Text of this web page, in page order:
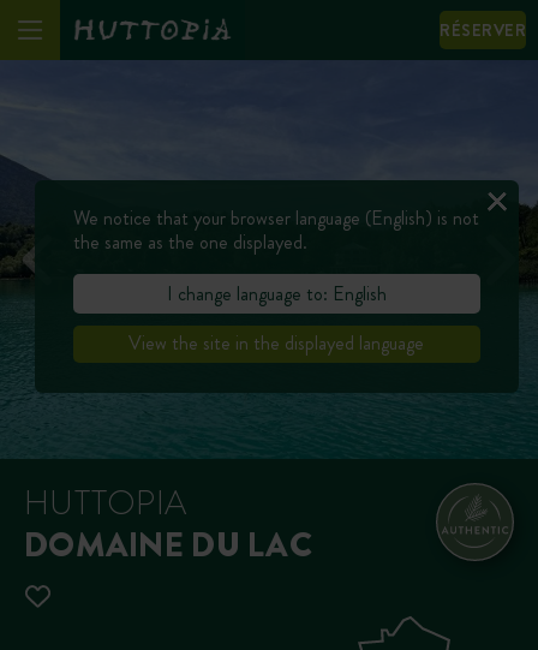
RÉSERVER
HUTTOPIA
DOMAINE DU LAC
We notice that your browser language (English) is not
the same as the one displayed.
I change language to: English
View the site in the displayed language